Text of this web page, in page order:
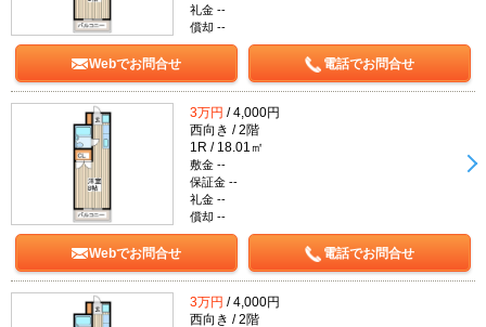
礼金 --
償却 --
Webでお問合せ 電話でお問合せ
3万円 / 4,000円
西向き / 2階
1R / 18.01㎡
敷金 --
保証金 --
礼金 --
償却 --
Webでお問合せ 電話でお問合せ
3万円 / 4,000円
西向き / 2階